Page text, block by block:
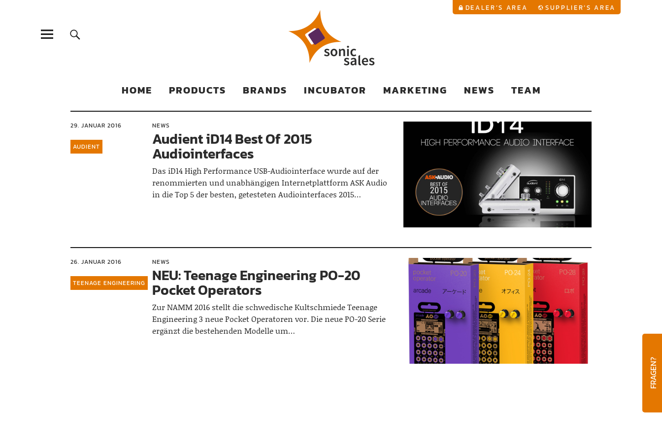
Sonic Sales
DEALER’S AREA SUPPLIER’S AREA
HOME PRODUCTS BRANDS INCUBATOR MARKETING NEWS TEAM
FRAGEN?
29. JANUAR 2016
AUDIENT
NEWS
Audient iD14 Best Of 2015
Audiointerfaces
Das iD14 High Performance USB-Audiointerface wurde auf der
renommierten und unabhängigen Internetplattform ASK Audio
in die Top 5 der besten, getesteten Audiointerfaces 2015…
26. JANUAR 2016
TEENAGE ENGINEERING
NEWS
NEU: Teenage Engineering PO-20
Pocket Operators
Zur NAMM 2016 stellt die schwedische Kultschmiede Teenage
Engineering 3 neue Pocket Operatoren vor. Die neue PO-20 Serie
ergänzt die bestehenden Modelle um…